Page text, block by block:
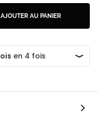
AJOUTER AU PANIER